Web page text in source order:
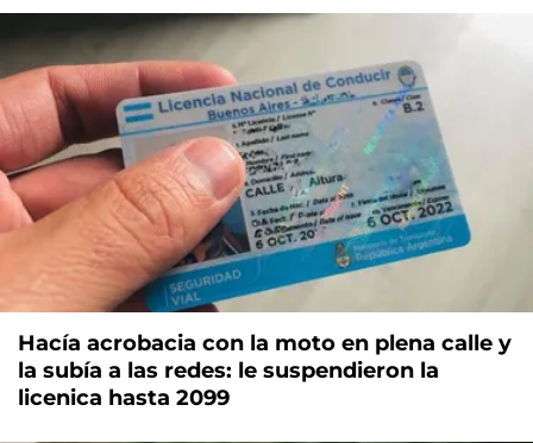
Hacía acrobacia con la moto en plena calle y
la subía a las redes: le suspendieron la
licenica hasta 2099